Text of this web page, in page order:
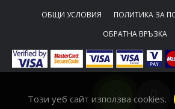
ОБЩИ УСЛОВИЯ
ПОЛИТИКА ЗА
ОБРАТНА ВРЪЗКА
Този уеб сайт използва cookies.